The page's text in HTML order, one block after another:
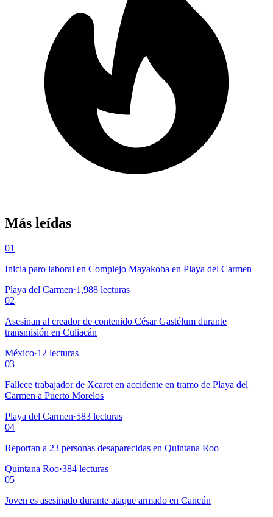
Más leídas
01
Inicia paro laboral en Complejo Mayakoba en Playa del Carmen
Playa del Carmen·1,988 lecturas
02
Asesinan al creador de contenido César Gastélum durante
transmisión en Culiacán
México·12 lecturas
03
Fallece trabajador de Xcaret en accidente en tramo de Playa del
Carmen a Puerto Morelos
Playa del Carmen·583 lecturas
04
Reportan a 23 personas desaparecidas en Quintana Roo
Quintana Roo·384 lecturas
05
Joven es asesinado durante ataque armado en Cancún